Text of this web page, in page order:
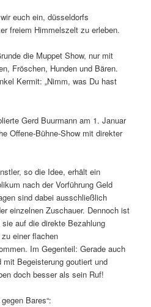
euch ein, düsseldorfs
freiem Himmelszelt zu erleben.
die Muppet Show, nur mit
Fröschen, Hunden und Bären.
Kermit: „Nimm, was Du hast
Gerd Buurmann am 1. Januar
Offene-Bühne-Show mit direkter
so die Idee, erhält ein
nach der Vorführung Geld
sind dabei ausschließlich
einzelnen Zuschauer. Dennoch ist
sie auf die direkte Bezahlung
einer flachen
Im Gegenteil: Gerade auch
Begeisterung goutiert und
doch besser als sein Ruf!
Bares“: